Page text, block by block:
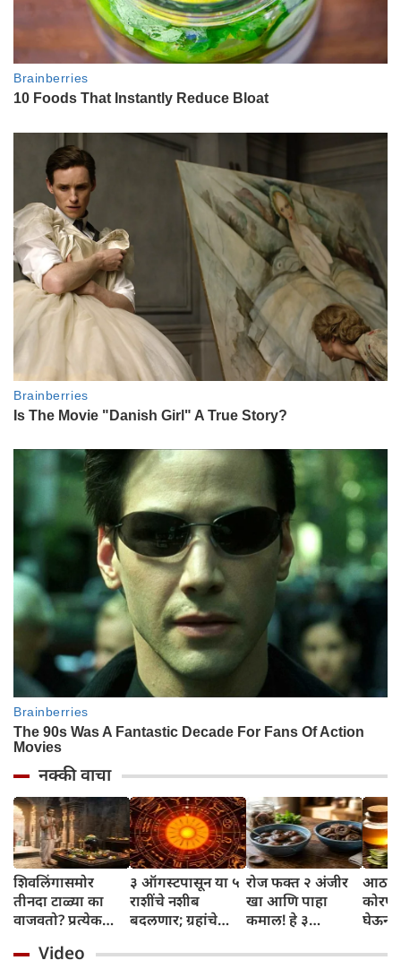
नक्की वाचा
शिवलिंगासमोर
तीनदा टाळ्या का
वाजवतो? प्रत्येक
जाणून घ्या
३ ऑगस्टपासून या ५
राशींचे नशीब
बदलणार; ग्रहांचे
संपतील आणि शुभ
रोज फक्त २ अंजीर
खा आणि पाहा
कमाल! हे ३
तुम्हाला ठाऊक
घेऊन
Video